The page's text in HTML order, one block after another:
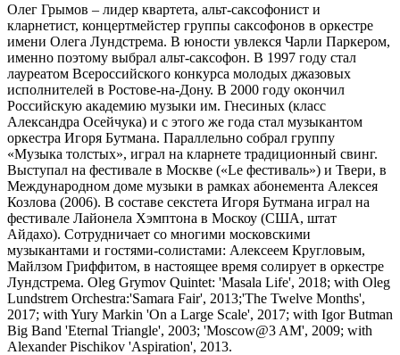
Олег Грымов – лидер квартета, альт-саксофонист и
кларнетист, концертмейстер группы саксофонов в оркестре
имени Олега Лундстрема. В юности увлекся Чарли Паркером,
именно поэтому выбрал альт-саксофон. В 1997 году стал
лауреатом Всероссийского конкурса молодых джазовых
исполнителей в Ростове-на-Дону. В 2000 году окончил
Российскую академию музыки им. Гнесиных (класс
Александра Осейчука) и с этого же года стал музыкантом
оркестра Игоря Бутмана. Параллельно собрал группу
«Музыка толстых», играл на кларнете традиционный свинг.
Выступал на фестивале в Москве («Le фестиваль») и Твери, в
Международном доме музыки в рамках абонемента Алексея
Козлова (2006). В составе секстета Игоря Бутмана играл на
фестивале Лайонела Хэмптона в Москоу (США, штат
Айдахо). Сотрудничает со многими московскими
музыкантами и гостями-солистами: Алексеем Кругловым,
Майлзом Гриффитом, в настоящее время солирует в оркестре
Лундстрема. Oleg Grymov Quintet: 'Masala Life', 2018; with Oleg
Lundstrem Orchestra:'Samara Fair', 2013;'The Twelve Months',
2017; with Yury Markin 'On a Large Scale', 2017; with Igor Butman
Big Band 'Eternal Triangle', 2003; 'Moscow@3 AM', 2009; with
Alexander Pischikov 'Aspiration', 2013.